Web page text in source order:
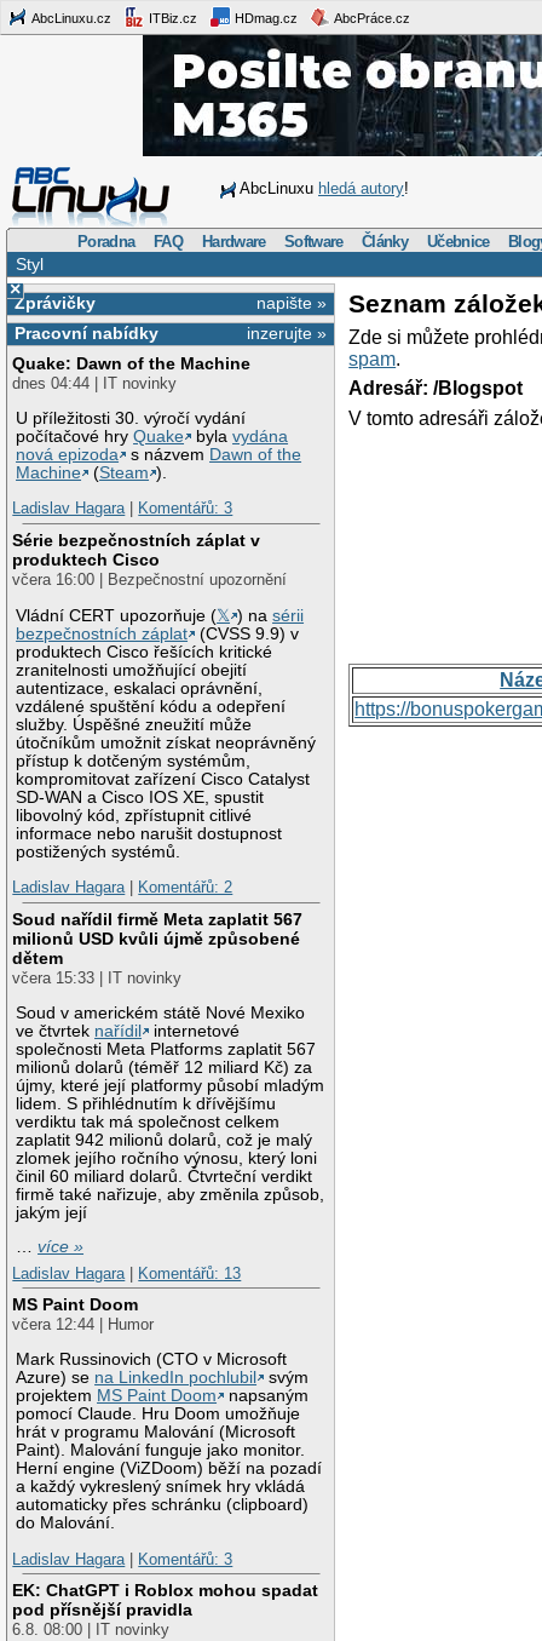
AbcLinuxu.cz ITBiz.cz HDmag.cz AbcPráce.cz
AbcLinuxu hledá autory!
Poradna FAQ Hardware Software Články Učebnice
Styl
×
napište »
Zprávičky
inzerujte »
Pracovní nabídky
Quake: Dawn of the Machine
dnes 04:44 | IT novinky
U příležitosti 30. výročí vydání
počítačové hryQuake bylavydána
nová epizoda
s názvem Dawn of the
Machine
(Steam ).
Ladislav Hagara| Komentářů: 3
Série bezpečnostních záplat v
produktech Cisco
včera 16:00 | Bezpečnostní upozornění
Vládní CERT upozorňuje (𝕏 ) nasérii
bezpečnostních záplat
(CVSS 9.9) v
produktech Cisco řešících kritické
zranitelnosti umožňující obejití
autentizace, eskalaci oprávnění,
vzdálené spuštění kódu a odepření
služby. Úspěšné zneužití může
útočníkům umožnit získat neoprávněný
přístup k dotčeným systémům,
kompromitovat zařízení Cisco Catalyst
SD-WAN a Cisco IOS XE, spustit
libovolný kód, zpřístupnit citlivé
informace nebo narušit dostupnost
postižených systémů.
Ladislav Hagara| Komentářů: 2
Soud nařídil firmě Meta zaplatit 567
milionů USD kvůli újmě způsobené
dětem
včera 15:33 | IT novinky
Soud v americkém státě Nové Mexiko
ve čtvrtek nařídil
internetové
společnosti Meta Platforms zaplatit 567
milionů dolarů (téměř 12 miliard Kč) za
újmy, které její platformy působí mladým
lidem. S přihlédnutím k dřívějšímu
verdiktu tak má společnost celkem
zaplatit 942 milionů dolarů, což je malý
zlomek jejího ročního výnosu, který loni
činil 60 miliard dolarů. Čtvrteční verdikt
firmě také nařizuje, aby změnila způsob,
jakým její
…více »
Ladislav Hagara
Komentářů: 13
MS Paint Doom
včera 12:44 | Humor
Mark Russinovich (CTO v Microsoft
Azure) se na LinkedIn pochlubil
svým
projektem MS Paint Doom
napsaným
pomocí Claude. Hru Doom umožňuje
hrát v programu Malování (Microsoft
Paint). Malování funguje jako monitor.
Herní engine (ViZDoom) běží na pozadí
a každý vykreslený snímek hry vkládá
automaticky přes schránku (clipboard)
do Malování.
Ladislav Hagara
Komentářů: 3
EK: ChatGPT i Roblox mohou spadat
pod přísnější pravidla
6.8. 08:00 | IT novinky
Seznam
Zde si můžete
spam.
Adresář: /Blogspot
V tomto adresáři
https://